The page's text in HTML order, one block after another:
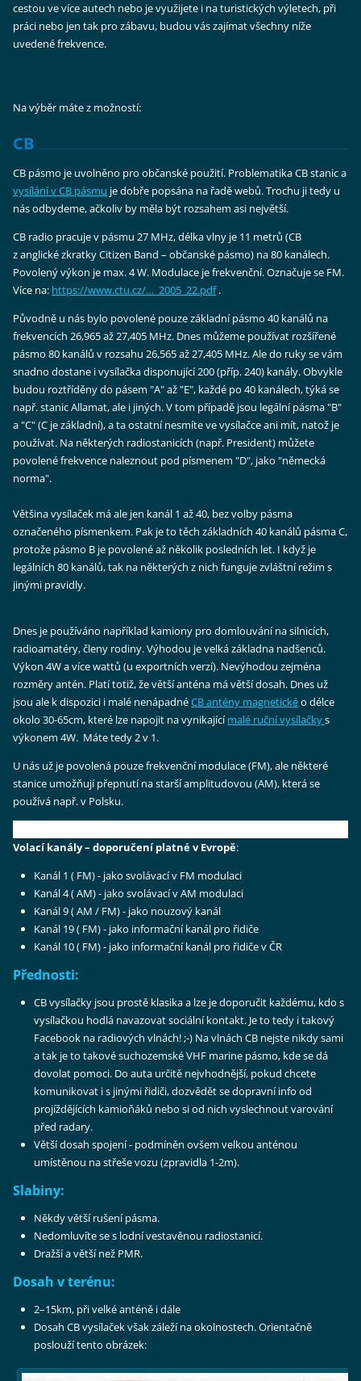
cestou ve více autech nebo je využijete i na turistických výletech, při
práci nebo jen tak pro zábavu, budou vás zajímat všechny níže
uvedené frekvence.
Na výběr máte z možností:
CB
CB pásmo je uvolněno pro občanské použití. Problematika CB stanic a
vysílání v CB pásmu je dobře popsána na řadě webů. Trochu ji tedy u
nás odbydeme, ačkoliv by měla být rozsahem asi největší.
CB radio pracuje v pásmu 27 MHz, délka vlny je 11 metrů (CB
z anglické zkratky Citizen Band – občanské pásmo) na 80 kanálech.
Povolený výkon je max. 4 W. Modulace je frekvenční. Označuje se FM.
Více na: https://www.ctu­.cz/…_2005_22­.pdf.
Původně u nás bylo povolené pouze základní pásmo 40 kanálů na
frekvencích 26,965 až 27,405 MHz. Dnes můžeme používat rozšířené
pásmo 80 kanálů v rozsahu 26,565 až 27,405 MHz. Ale do ruky se vám
snadno dostane i vysílačka disponující 200 (příp. 240) kanály. Obvykle
budou roztříděny do pásem "A" až "E", každé po 40 kanálech, týká se
např. stanic Allamat, ale i jiných. V tom případě jsou legální pásma "B"
a "C" (C je základní), a ta ostatní nesmíte ve vysílačce ani mít, natož je
používat. Na některých radiostanicích (např. President) můžete
povolené frekvence naleznout pod písmenem "D", jako "německá
norma".
Většina vysílaček má ale jen kanál 1 až 40, bez volby pásma
označeného písmenkem. Pak je to těch základních 40 kanálů pásma C,
protože pásmo B je povolené až několik posledních let. I když je
legálních 80 kanálů, tak na některých z nich funguje zvláštní režim s
jinými pravidly.
Dnes je používáno například kamiony pro domlouvání na silnicích,
radioamatéry, členy rodiny. Výhodou je velká základna nadšenců.
Výkon 4W a více wattů (u exportních verzí). Nevýhodou zejména
rozměry antén. Platí totiž, že větší anténa má větší dosah. Dnes už
jsou ale k dispozici i malé nenápadnéCB antény magnetickéo délce
okolo 30-65cm, které lze napojit na vynikajícímalé ruční vysílačkys
výkonem 4W. Máte tedy 2 v 1.
U nás už je povolená pouze frekvenční modulace (FM), ale některé
stanice umožňují přepnutí na starší amplitudovou (AM), která se
používá např. v Polsku.
Volací kanály – doporučení platné v Evropě:
Kanál 1 ( FM) - jako svolávací v FM modulaci
Kanál 4 ( AM) - jako svolávací v AM modulaci
Kanál 9 ( AM / FM) - jako nouzový kanál
Kanál 19 ( FM) - jako informační kanál pro řidiče
Kanál 10 ( FM) - jako informační kanál pro řidiče v ČR
Přednosti:
CB vysílačky jsou prostě klasika a lze je doporučit každému, kdo s
vysílačkou hodlá navazovat sociální kontakt. Je to tedy i takový
Facebook na radiových vlnách! ;-) Na vlnách CB nejste nikdy sami
a tak je to takové suchozemské VHF marine pásmo, kde se dá
dovolat pomoci. Do auta určitě nejvhodnější, pokud chcete
komunikovat i s jinými řidiči, dozvědět se dopravní info od
projíždějících kamioňáků nebo si od nich vyslechnout varování
před radary.
Větší dosah spojení - podmíněn ovšem velkou anténou
umístěnou na střeše vozu (zpravidla 1-2m).
Slabiny:
Někdy větší rušení pásma.
Nedomluvíte se s lodní vestavěnou radiostanicí.
Dražší a větší než PMR.
Dosah v terénu:
2–15km, při velké anténě i dále
Dosah CB vysílaček však záleží na okolnostech. Orientačně
poslouží tento obrázek: